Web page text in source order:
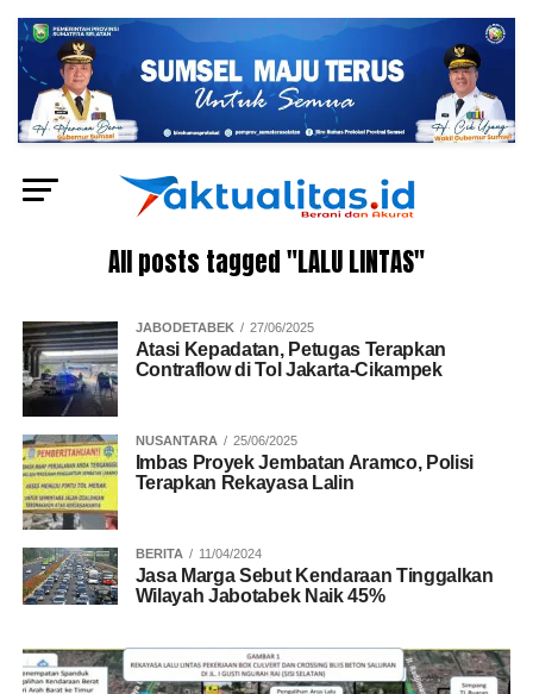
All posts tagged "LALU LINTAS"
JABODETABEK 27/06/2025
Atasi Kepadatan, Petugas Terapkan
Contraflow di Tol Jakarta-Cikampek
NUSANTARA 25/06/2025
Imbas Proyek Jembatan Aramco, Polisi
Terapkan Rekayasa Lalin
BERITA 11/04/2024
Jasa Marga Sebut Kendaraan Tinggalkan
Wilayah Jabotabek Naik 45%